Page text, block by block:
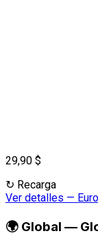
29,90 $
↻ Recarga
Ver detalles —
🌍 Global —